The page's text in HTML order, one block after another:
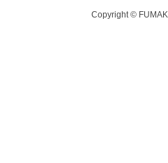
Copyright ©